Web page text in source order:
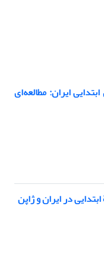
ایران: مطالعه‌ای
در ایران و ژاپن